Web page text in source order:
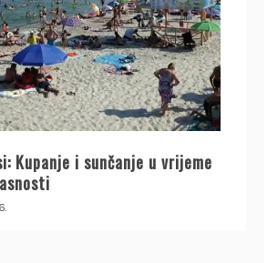
Kupanje i sunčanje u vrijeme